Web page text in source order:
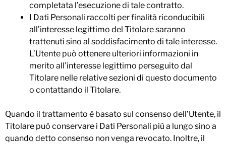
completata l’esecuzione di tale contratto.
I Dati Personali raccolti per finalità riconducibili
all’interesse legittimo del Titolare saranno
trattenuti sino al soddisfacimento di tale interesse.
L’Utente può ottenere ulteriori informazioni in
merito all’interesse legittimo perseguito dal
Titolare nelle relative sezioni di questo documento
o contattando il Titolare.
Quando il trattamento è basato sul consenso dell’Utente, il
Titolare può conservare i Dati Personali più a lungo sino a
quando detto consenso non venga revocato. Inoltre, il